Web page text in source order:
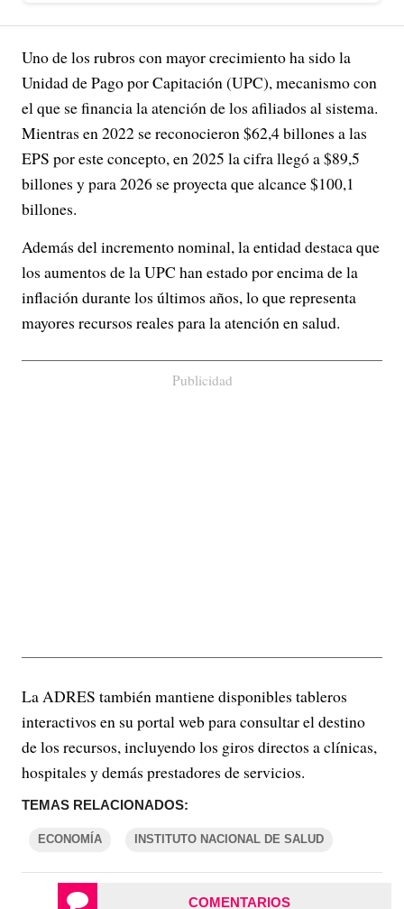
Uno de los rubros con mayor crecimiento ha sido la
Unidad de Pago por Capitación (UPC), mecanismo con
el que se financia la atención de los afiliados al sistema.
Mientras en 2022 se reconocieron $62,4 billones a las
EPS por este concepto, en 2025 la cifra llegó a $89,5
billones y para 2026 se proyecta que alcance $100,1
billones.
Además del incremento nominal, la entidad destaca que
los aumentos de la UPC han estado por encima de la
inflación durante los últimos años, lo que representa
mayores recursos reales para la atención en salud.
Publicidad
La ADRES también mantiene disponibles tableros
interactivos en su portal web para consultar el destino
de los recursos, incluyendo los giros directos a clínicas,
hospitales y demás prestadores de servicios.
TEMAS RELACIONADOS:
ECONOMÍA INSTITUTO NACIONAL DE SALUD
COMENTARIOS